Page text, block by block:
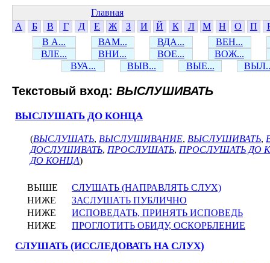
Главная
А
Б В Г Д Е Ж З И Й К Л М Н О П
В А...
ВАМ... ВДА...
ВЕН...
ВЛЕ...
ВНИ... ВОЕ...
ВОЖ...
ВУА...
ВЫВ... ВЫЕ...
Текстовый вход: ВЫСЛУШИВАТЬ
ВЫСЛУШАТЬ ДО КОНЦА
(ВЫСЛУШАТЬ, ВЫСЛУШИВАНИЕ, ВЫСЛУШИВАТЬ,
ДОСЛУШИВАТЬ, ПРОСЛУШАТЬ, ПРОСЛУШАТЬ ДО
ДО КОНЦА)
ВЫШЕ
СЛУШАТЬ (НАПРАВЛЯТЬ СЛУХ)
НИЖЕ
ЗАСЛУШАТЬ ПУБЛИЧНО
НИЖЕ
ИСПОВЕДАТЬ, ПРИНЯТЬ ИСПОВЕДЬ
НИЖЕ
ПРОГЛОТИТЬ ОБИДУ, ОСКОРБЛЕНИЕ
СЛУШАТЬ (ИССЛЕДОВАТЬ НА СЛУХ)